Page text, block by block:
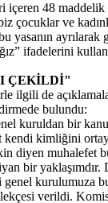
48 maddelik
çocuklar ve
yasanın ayrılarak
ifadelerini
ÇEKİLDİ"
ilgili de
bulundu:
kuruldan bir
kendi kimliğini
diyen muhalefet
bir yaklaşımdır.
genel kurulumuza
verildi.